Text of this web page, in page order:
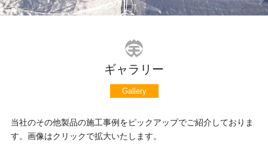
ギャラリー
Gallery
当社のその他製品の施工事例をピックアップでご紹介しておりま
す。画像はクリックで拡大いたします。